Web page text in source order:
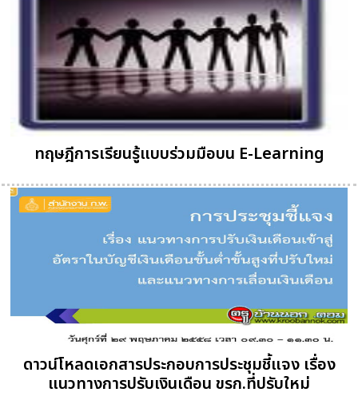
ทฤษฎีการเรียนรู้แบบร่วมมือบน E-Learning
ดาวน์โหลดเอกสารประกอบการประชุมชี้แจง เรื่อง
แนวทางการปรับเงินเดือน ขรก.ที่ปรับใหม่